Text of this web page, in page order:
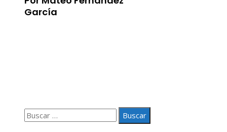
García
Buscar: